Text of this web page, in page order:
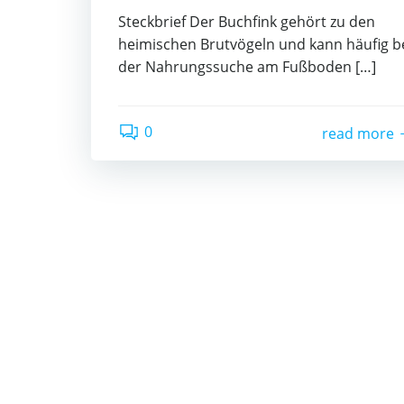
Steckbrief Der Buchfink gehört zu den
heimischen Brutvögeln und kann häufig
der Nahrungssuche am Fußboden […]
0 read more